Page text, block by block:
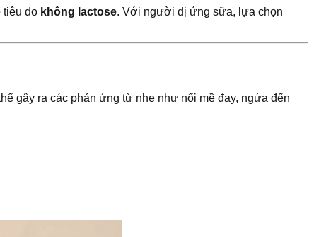
tiêu do không lactose. Với người dị ứng sữa, lựa chọn
gây ra các phản ứng từ nhẹ như nổi mề đay, ngứa đến